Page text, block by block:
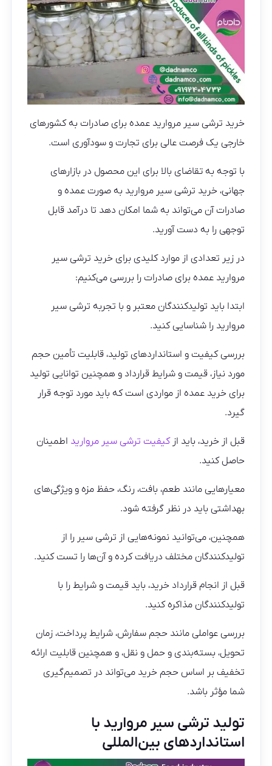
خرید ترشی سیر مروارید عمده برای صادرات به کشورهای
خارجی یک فرصت عالی برای تجارت و سودآوری است.
با توجه به تقاضای بالا برای این محصول در بازارهای
جهانی، خرید ترشی سیر مروارید به صورت عمده و
صادرات آن می‌تواند به شما امکان دهد تا درآمد قابل
توجهی را به دست آورید.
در زیر تعدادی از موارد کلیدی برای خرید ترشی سیر
مروارید عمده برای صادرات را بررسی می‌کنیم:
ابتدا باید تولیدکنندگان معتبر و با تجربه ترشی سیر
مروارید را شناسایی کنید.
بررسی کیفیت و استانداردهای تولید، قابلیت تأمین حجم
مورد نیاز، قیمت و شرایط قرارداد و همچنین توانایی تولید
برای خرید عمده از مواردی است که باید مورد توجه قرار
گیرد.
قبل از خرید، باید ازکیفیت ترشی سیر مروارید اطمینان
حاصل کنید.
معیارهایی مانند طعم، بافت، رنگ، حفظ مزه و ویژگی‌های
بهداشتی باید در نظر گرفته شود.
همچنین، می‌توانید نمونه‌هایی از ترشی سیر را از
تولیدکنندگان مختلف دریافت کرده و آن‌ها را تست کنید.
قبل از انجام قرارداد خرید، باید قیمت و شرایط را با
تولیدکنندگان مذاکره کنید.
بررسی عواملی مانند حجم سفارش، شرایط پرداخت، زمان
تحویل، بسته‌بندی و حمل و نقل، و همچنین قابلیت ارائه
تخفیف بر اساس حجم خرید می‌تواند در تصمیم‌گیری
شما مؤثر باشد.
تولید ترشی سیر مروارید با
استانداردهای بین‌المللی